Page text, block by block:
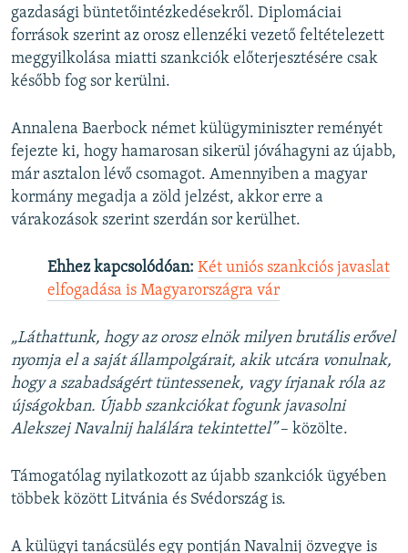
Auto 240p 360p 480p
720p 1080p
480p
720p
gazdasági büntetőintézkedésekről. Diplomáciai
források szerint az orosz ellenzéki vezető feltételezett
meggyilkolása miatti szankciók előterjesztésére csak
később fog sor kerülni.
Annalena Baerbock német külügyminiszter reményét
fejezte ki, hogy hamarosan sikerül jóváhagyni az újabb,
már asztalon lévő csomagot. Amennyiben a magyar
kormány megadja a zöld jelzést, akkor erre a
várakozások szerint szerdán sor kerülhet.
Ehhez kapcsolódóan: Két uniós szankciós javaslat
elfogadása is Magyarországra vár
„Láthattunk, hogy az orosz elnök milyen brutális erővel
nyomja el a saját állampolgárait, akik utcára vonulnak,
hogy a szabadságért tüntessenek, vagy írjanak róla az
újságokban. Újabb szankciókat fogunk javasolni
Alekszej Navalnij halálára tekintettel”– közölte.
Támogatólag nyilatkozott az újabb szankciók ügyében
többek között Litvánia és Svédország is.
A külügyi tanácsülés egy pontján Navalnij özvegye is